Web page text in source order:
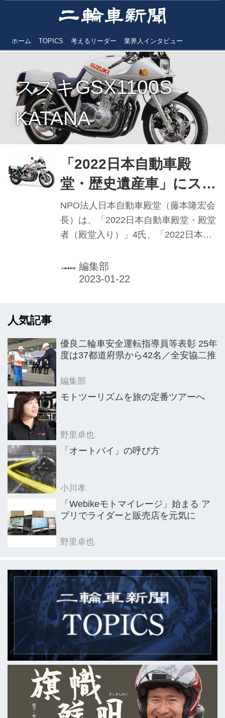
ホーム TOPICS 考えるリーダー 業界人インタビュー
スズキGSX1100S
KATANA
「2022日本自動車殿
堂・歴史遺産車」にスズ
キKATANA KATANAフ
ァンのさらなる増加に
期待
NPO法人日本自動車殿堂（藤本隆宏会
長）は、「2022日本自動車殿堂・殿堂
者（殿堂入り）」4氏、「2022日本自
「2022〜2023日本自動車殿堂イヤー
賞」4賞（カーオブザイヤー、インポ
車」にスズキGSX1100S KATANA／
GSX750Sが選ばれた。2022年11月15
代田区）で開かれた。
編集部
人気記事
優良二輪車安全運転指導員等表彰 25年
度は37都道府県から42名／全安協二推
編集部
モトツーリズムを旅の定番ツアーへ
野里卓也
「オートバイ」の呼び方
小川孝
「Webikeモトマイレージ」始まる ア
プリでライダーと販売店を元気に
野里卓也